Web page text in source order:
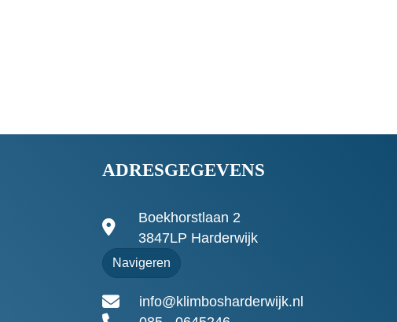
ADRESGEGEVENS
Boekhorstlaan 2
3847LP Harderwijk
Navigeren
info@klimbosharderwijk.nl